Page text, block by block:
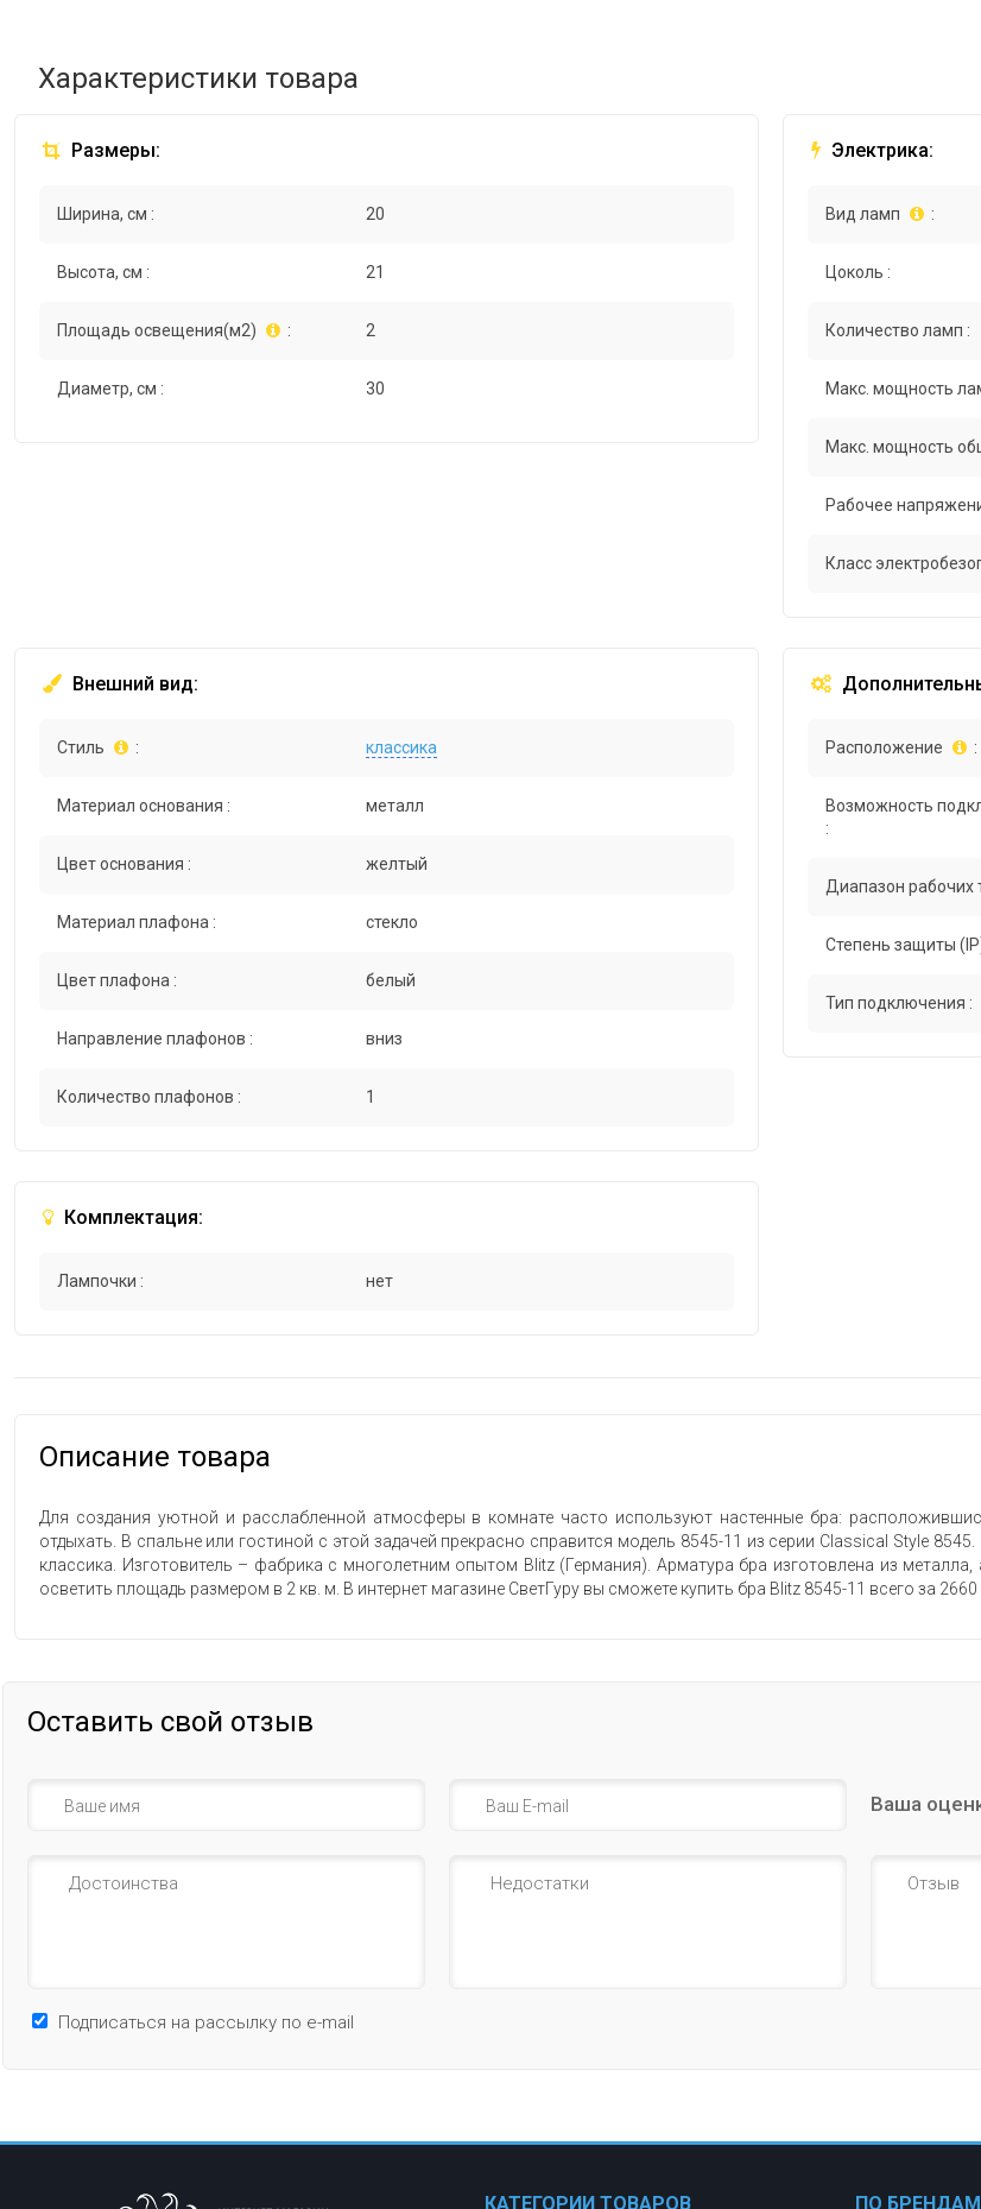
Характеристики товара
Размеры:
Ширина, см : 20
Высота, см : 21
Площадь освещения(м2) : 2
Диаметр, см : 30
Электрика:
Вид ламп :
Цоколь :
Количество ламп :
Макс. мощность
Макс. мощность
Рабочее
Класс
Внешний вид:
Стиль : классика
Материал основания : металл
Цвет основания : желтый
Материал плафона : стекло
Цвет плафона : белый
Направление плафонов : вниз
Количество плафонов : 1
Расположение :
Возможность
:
Диапазон рабочих
Степень защиты
Тип подключения :
Комплектация:
Лампочки : нет
Описание товара
Для создания уютной и расслабленной атмосферы в комнате часто используют настенные бра:
отдыхать. В спальне или гостиной с этой задачей прекрасно справится модель 8545-11 из серии Classical Style
классика. Изготовитель – фабрика с многолетним опытом Blitz (Германия). Арматура бра изготовлена из
осветить площадь размером в 2 кв. м. В интернет магазине СветГуру вы сможете купить бра Blitz 8545-11 всего за
Оставить свой отзыв
Ваша
Подписаться на рассылку по e-mail
КАТЕГОРИИ ТОВАРОВ ПО БРЕНДАМ